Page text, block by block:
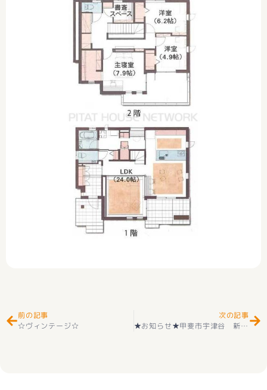
前の記事
☆ヴィンテージ☆
次の記事
★お知らせ★甲斐市宇津谷 新築建売住宅 好評販売中です(^_-)-☆